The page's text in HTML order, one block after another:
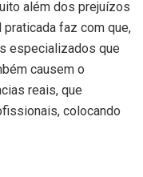
além dos prejuízos
faz com que,
especializados que
causem o
reais, que
colocando